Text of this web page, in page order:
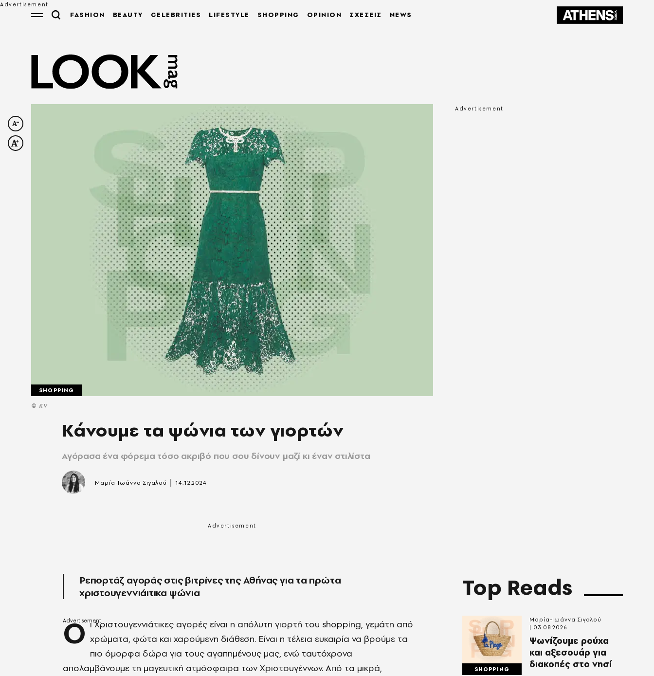
FASHION BEAUTY CELEBRITIES LIFESTYLE SHOPPING OPINION ΣΧΕΣΕΙΣ NEWS
© KV
SHOPPING
Κάνουμε τα ψώνια των γιορτών
Αγόρασα ένα φόρεμα τόσο ακριβό που σου δίνουν μαζί κι έναν στιλίστα
Μαρία-Ιωάννα Σιγαλού 14.12.2024
Ρεπορτάζ αγοράς στις βιτρίνες της Αθήνας για τα πρώτα
χριστουγεννιάιτικα ψώνια
Ο ι Χριστουγεννιάτικες αγορές είναι η απόλυτη γιορτή του shopping, γεμάτη από
χρώματα, φώτα και χαρούμενη διάθεση. Είναι η τέλεια ευκαιρία να βρούμε τα
πιο όμορφα δώρα για τους αγαπημένους μας, ενώ ταυτόχρονα
απολαμβάνουμε τη μαγευτική ατμόσφαιρα των Χριστουγέννων. Από τα μικρά,
Top Reads
SHOPPING
Ψωνίζουμε ρούχα
και αξεσουάρ για
διακοπές στο νησί
Μαρία-Ιωάννα Σιγαλού
03.08.2026